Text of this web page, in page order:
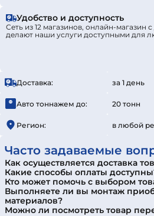
Удобство и доступность
Сеть из 12 магазинов, онлайн-магазин
делают наши услуги доступными для
Доставка: за 1 день
Авто тоннажем до: 20 тонн
Регион: в любой
Часто задаваемые
Как осуществляется доставка
Какие способы оплаты
Кто может помочь с выбором
Выполняете ли вы монтаж
материалов?
Можно ли посмотреть товар